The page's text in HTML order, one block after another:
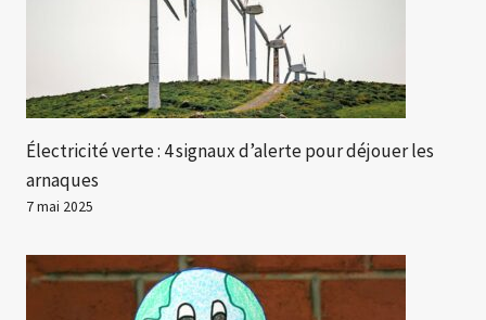
Électricité verte : 4 signaux d’alerte pour déjouer les
arnaques
7 mai 2025